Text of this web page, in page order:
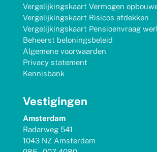
Vergelijkingskaart Vermogen
Vergelijkingskaart Risicos afdekken
Vergelijkingskaart Pensioenvraag
Beheerst beloningsbeleid
Algemene voorwaarden
Privacy statement
Kennisbank
Vestigingen
Amsterdam
Radarweg 541
1043 NZ Amsterdam